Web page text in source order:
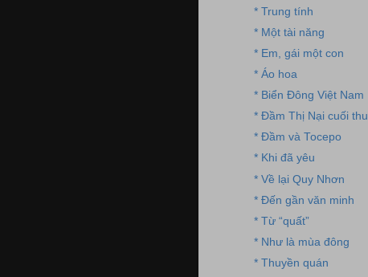
* Trung tính
* Một tài năng
* Em, gái một con
* Áo hoa
* Biển Đông Việt Nam
* Đầm Thị Nại cuối thu
* Đầm và Tocepo
* Khi đã yêu
* Về lại Quy Nhơn
* Đến gần văn minh
* Từ “quất”
* Như là mùa đông
* Thuyền quán